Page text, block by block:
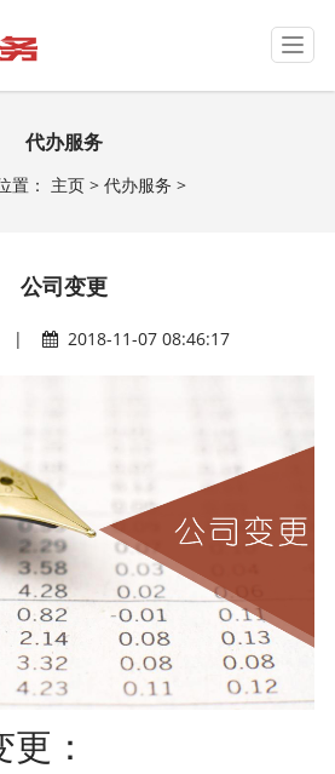
T
o
g
代办服务
置： 主页> 代办服务 >
公司变更
| 2018-11-07 08:46:17
：